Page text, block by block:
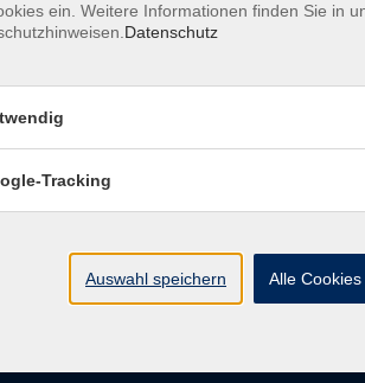
ein. Weitere Informationen finden Sie in
Datenschutz
Tracking
Auswahl speichern Alle